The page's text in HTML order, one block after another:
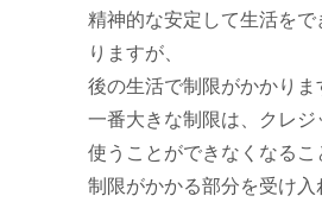
精神的な安定して生活をで
りますが、
後の生活で制限がかかりま
一番大きな制限は、クレジ
使うことができなくなるこ
制限がかかる部分を受け入